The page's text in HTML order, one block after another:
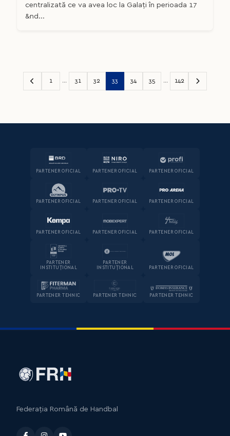
centralizată ce va avea loc la Galați în perioada 17
&nd...
1 ... 31 32 33 34 35 ... 142
PARTENER OFICIAL PARTENER OFICIAL PARTENER OFICIAL
PARTENER OFICIAL PARTENER OFICIAL PARTENER OFICIAL
PARTENER OFICIAL PARTENER OFICIAL PARTENER OFICIAL
PARTENER
INSTITUȚIONAL
PARTENER
INSTITUȚIONAL
PARTENER OFICIAL
PARTENER TEHNIC PARTENER TEHNIC PARTENER TEHNIC
Federația Română de Handbal